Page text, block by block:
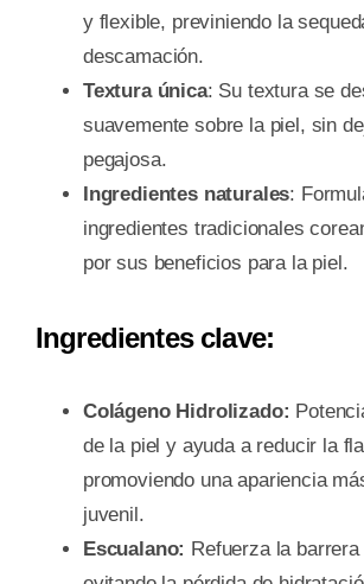
y flexible, previniendo la
descamación.
Textura única: Su textura se
suavemente sobre la piel, sin
pegajosa.
Ingredientes naturales:
ingredientes tradicionales
por sus beneficios para la piel.
Ingredientes clave:
Colágeno Hidrolizado:
de la piel y ayuda a reducir la
promoviendo una apariencia
juvenil.
Escualano: Refuerza la